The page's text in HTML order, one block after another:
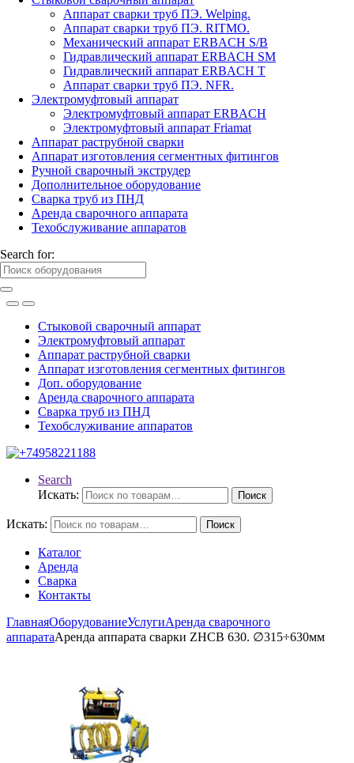
Аппарат сварки труб ПЭ. Welping.
Аппарат сварки труб ПЭ. RITMO.
Механический аппарат ERBACH S/B
Гидравлический аппарат ERBACH SM
Гидравлический аппарат ERBACH T
Аппарат сварки труб ПЭ. NFR.
Электромуфтовый аппарат
Электромуфтовый аппарат ERBACH
Электромуфтовый аппарат Friamat
Аппарат раструбной сварки
Аппарат изготовления сегментных фитингов
Ручной сварочный экструдер
Дополнительное оборудование
Сварка труб из ПНД
Аренда сварочного аппарата
Техобслуживание аппаратов
Search for:
Стыковой сварочный аппарат
Электромуфтовый аппарат
Аппарат раструбной сварки
Аппарат изготовления сегментных фитингов
Доп. оборудование
Аренда сварочного аппарата
Сварка труб из ПНД
Техобслуживание аппаратов
Search
Искать:
Поиск
Искать: Поиск
Каталог
Аренда
Сварка
Контакты
ГлавнаяОборудованиеУслугиАренда сварочного
аппаратаАренда аппарата сварки ZHCB 630. ∅315÷630мм